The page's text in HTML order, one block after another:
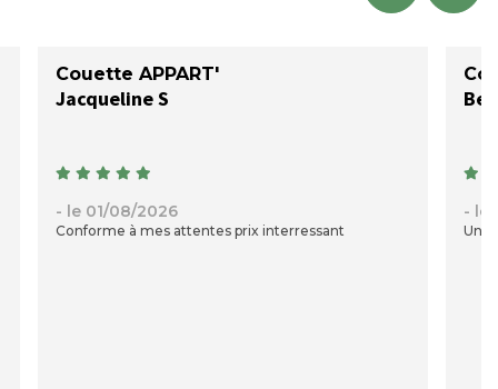
Couette APPART'
Jacqueline S
- le 01/08/2026
Conforme à mes attentes prix interressant
- le
Une